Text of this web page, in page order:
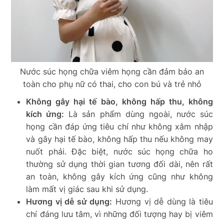
Nước súc họng chữa viêm họng cần đảm bảo an
toàn cho phụ nữ có thai, cho con bú và trẻ nhỏ
Không gây hại tế bào, không hấp thu, không
kích ứng: Là sản phẩm dùng ngoài, nước súc
họng cần đáp ứng tiêu chí như không xâm nhập
và gây hại tế bào, không hấp thu nếu không may
nuốt phải. Đặc biệt, nước súc họng chữa ho
thường sử dụng thời gian tương đối dài, nên rất
an toàn, không gây kích ứng cũng như không
làm mất vị giác sau khi sử dụng.
Hương vị dễ sử dụng: Hương vị dễ dùng là tiêu
chí đáng lưu tâm, vì những đối tượng hay bị viêm